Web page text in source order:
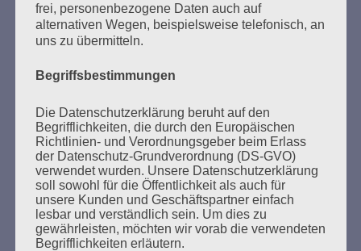
SUCHEN
MARATHONLESUNG AUS DEN
VERBRANNTEN BÜCHERN
frei, personenbezogene Daten auch auf
alternativen Wegen, beispielsweise telefonisch, an
uns zu übermitteln.
Begriffsbestimmungen
Die Datenschutzerklärung beruht auf den
Begrifflichkeiten, die durch den Europäischen
Richtlinien- und Verordnungsgeber beim Erlass
der Datenschutz-Grundverordnung (DS-GVO)
verwendet wurden. Unsere Datenschutzerklärung
soll sowohl für die Öffentlichkeit als auch für
unsere Kunden und Geschäftspartner einfach
lesbar und verständlich sein. Um dies zu
gewährleisten, möchten wir vorab die verwendeten
Begrifflichkeiten erläutern.